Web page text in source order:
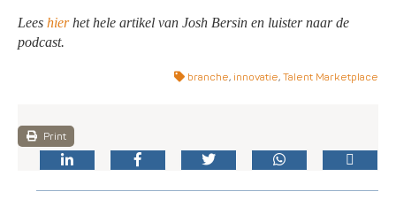
Leeshierhet hele artikel van Josh Bersin en luister naar de
podcast.
branche, innovatie, Talent Marketplace
Print